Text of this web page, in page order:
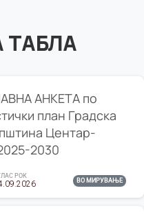
ТАБЛА
АНКЕТА по
план Градска
Центар-
2030
РОК
ВО МИРУВАЊЕ